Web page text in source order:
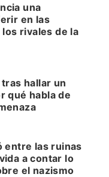
una
en las
rivales de la
hallar un
qué habla de
entre las ruinas
a contar lo
el nazismo